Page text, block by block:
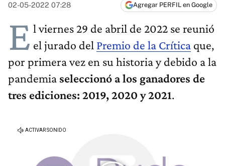
02-05-2022 07:28 Agregar PERFIL en Google
E l viernes 29 de abril de 2022 se reunió
el jurado del Premio de la Crítica que,
por primera vez en su historia y debido a la
pandemia seleccionó a los ganadores de
tres ediciones: 2019, 2020 y 2021.